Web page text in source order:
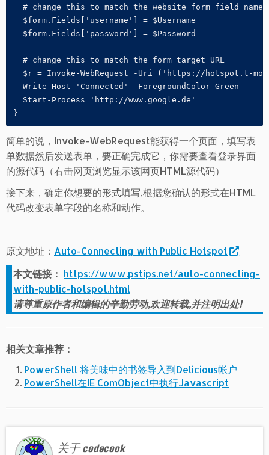
# change this to match the website form field
  $form.Fields['username'] = $Username
  $form.Fields['password'] = $Password
  # change this to match the form target URL
$r = Invoke-WebRequest -Uri ('https://hotspot.t-
  Write-Host 'Connected' -ForegroundColor Green
  Start-Process 'http://www.google.de'
}
简单的说，Invoke-WebRequest能获得一个页面，填写表
单数据然后发送表单，要正确完成它，你需要查看登录界面
的源代码（右击网页浏览显示该网页HTML源代码）
接下来，确定你想要的形式填写,根据您确认的形式在HTML
代码改变表单字段的名称和动作。
原文地址： Auto-Connecting with Public Hotspot
本文链接： https://www.pstips.net/auto-connecting-
with-public-hotspot.html
请尊重原作者和编辑的辛勤劳动,欢迎转载,并注明出处!
相关文章推荐：
PowerShell 将美味中的书签导入到Delicious帐户
PowerShell在IE ComObject中执行Javascript
关于 codecook